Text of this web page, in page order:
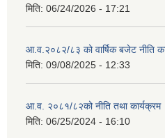
मिति: 06/24/2026 - 17:21
आ.व.२०८२/८३ को वार्षिक बजेट नीति
मिति: 09/08/2025 - 12:33
आ.व. २०८१/८२को नीति तथा कार्यक्रम
मिति: 06/25/2024 - 16:10